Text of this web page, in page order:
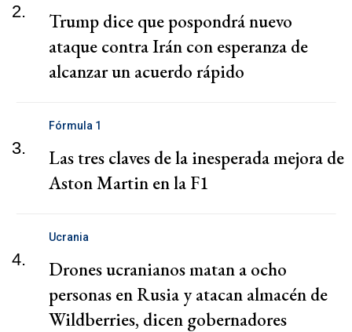
2.
Trump dice que pospondrá nuevo
ataque contra Irán con esperanza de
alcanzar un acuerdo rápido
3.
Fórmula 1
Las tres claves de la inesperada mejora de
Aston Martin en la F1
4.
Ucrania
Drones ucranianos matan a ocho
personas en Rusia y atacan almacén de
Wildberries, dicen gobernadores